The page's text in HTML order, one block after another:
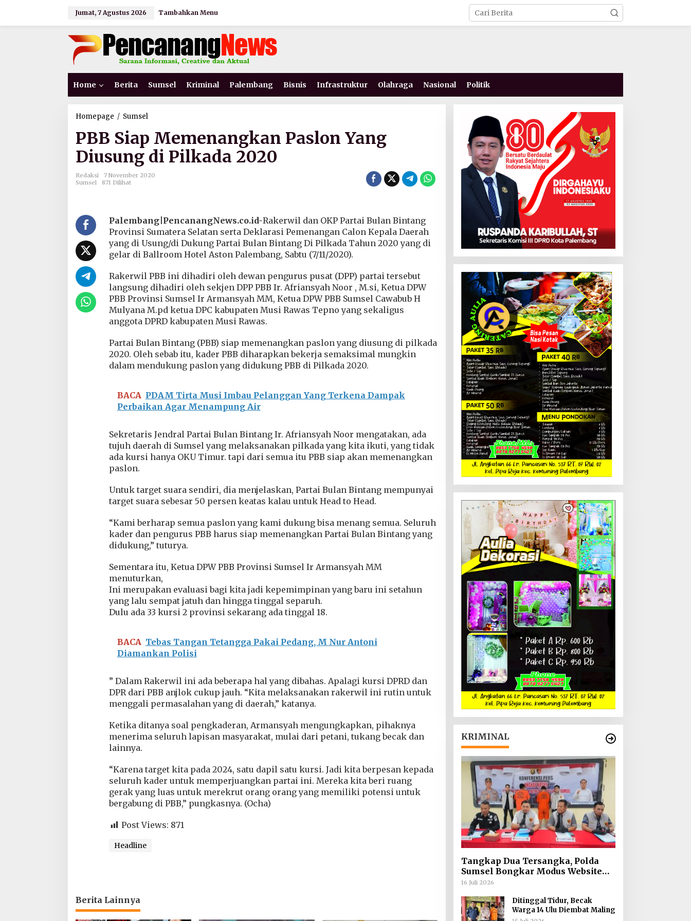
Jumat, 7 Agustus 2026 Tambahkan Menu
Home Berita Sumsel Kriminal Palembang Bisnis Infrastruktur Olahraga Nasional Politik
Homepage / Sumsel
B
S
i
a
p
n
a
n
g
k
n
a
s
l
o
Y
a
n
g
u
s
u
g
d
i
P
k
a
d
2
0
2
0
PBB Siap Memenangkan Paslon Yang
Diusung di Pilkada 2020
Redaksi
7 November 2020
Sumsel
871 Dilihat
Palembang|PencanangNews.co.id-Rakerwil dan OKP Partai Bulan Bintang
Provinsi Sumatera Selatan serta Deklarasi Pemenangan Calon Kepala Daerah
yang di Usung/di Dukung Partai Bulan Bintang Di Pilkada Tahun 2020 yang di
gelar di Ballroom Hotel Aston Palembang, Sabtu (7/11/2020).
Rakerwil PBB ini dihadiri oleh dewan pengurus pusat (DPP) partai tersebut
langsung dihadiri oleh sekjen DPP PBB Ir. Afriansyah Noor , M.si, Ketua DPW
PBB Provinsi Sumsel Ir Armansyah MM, Ketua DPW PBB Sumsel Cawabub H
Mulyana M.pd ketua DPC kabupaten Musi Rawas Tepno yang sekaligus
anggota DPRD kabupaten Musi Rawas.
Partai Bulan Bintang (PBB) siap memenangkan paslon yang diusung di pilkada
2020. Oleh sebab itu, kader PBB diharapkan bekerja semaksimal mungkin
dalam mendukung paslon yang didukung PBB di Pilkada 2020.
BACA PDAM Tirta Musi Imbau Pelanggan Yang Terkena Dampak
Perbaikan Agar Menampung Air
Sekretaris Jendral Partai Bulan Bintang Ir. Afriansyah Noor mengatakan, ada
tujuh daerah di Sumsel yang melaksanakan pilkada yang kita ikuti, yang tidak
ada kursi hanya OKU Timur. tapi dari semua itu PBB siap akan memenangkan
paslon.
Untuk target suara sendiri, dia menjelaskan, Partai Bulan Bintang mempunyai
target suara sebesar 50 persen keatas kalau untuk Head to Head.
“Kami berharap semua paslon yang kami dukung bisa menang semua. Seluruh
kader dan pengurus PBB harus siap memenangkan Partai Bulan Bintang yang
didukung,” tuturya.
Sementara itu, Ketua DPW PBB Provinsi Sumsel Ir Armansyah MM
menuturkan,
Ini merupakan evaluasi bagi kita jadi kepemimpinan yang baru ini setahun
yang lalu sempat jatuh dan hingga tinggal separuh.
Dulu ada 33 kursi 2 provinsi sekarang ada tinggal 18.
BACA Tebas Tangan Tetangga Pakai Pedang, M Nur Antoni
Diamankan Polisi
” Dalam Rakerwil ini ada beberapa hal yang dibahas. Apalagi kursi DPRD dan
DPR dari PBB anjlok cukup jauh. “Kita melaksanakan rakerwil ini rutin untuk
menggali permasalahan yang di daerah,” katanya.
Ketika ditanya soal pengkaderan, Armansyah mengungkapkan, pihaknya
menerima seluruh lapisan masyarakat, mulai dari petani, tukang becak dan
lainnya.
“Karena target kita pada 2024, satu dapil satu kursi. Jadi kita berpesan kepada
seluruh kader untuk memperjuangkan partai ini. Mereka kita beri ruang
gerak yang luas untuk merekrut orang orang yang memiliki potensi untuk
bergabung di PBB,” pungkasnya. (Ocha)
Post Views: 871
Headline
Berita Lainnya
KRIMINAL
Tangkap Dua Tersangka, Polda
Sumsel Bongkar Modus Website
Palsu Bhayangkara Run
16 Juli 2026
Ditinggal Tidur, Becak
Warga 14 Ulu Diembat Maling